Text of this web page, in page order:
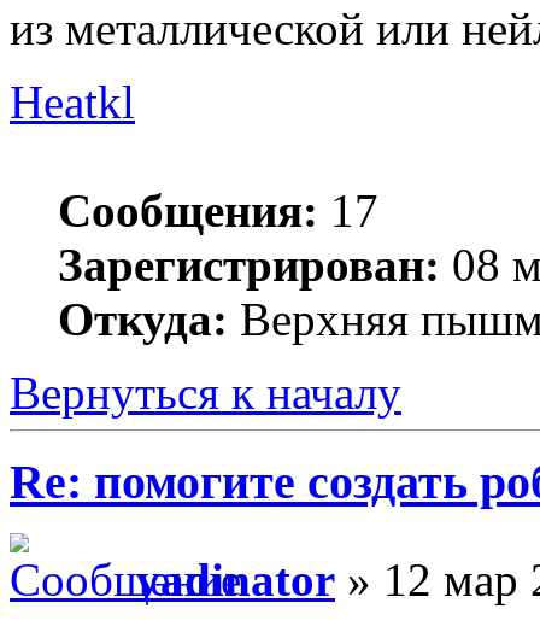
из металлической или
Heatkl
Сообщения: 17
Зарегистрирован: 08
Откуда: Верхняя
Вернуться к началу
Re: помогите создать
vadinator » 12 мар